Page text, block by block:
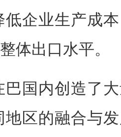
企业生产成
体出口水平。
国内创造了
区的融合与发